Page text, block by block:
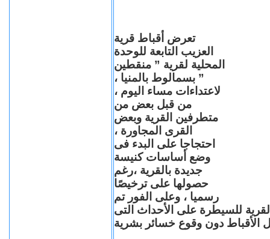
تعرض أقباط قرية
العزيب التابعة للوحدة
المحلية لقرية ” منقطين
” بسمالوط بالمنيا ،
لاعتداءات مساء اليوم ،
من قبل بعض من
متطرفين القرية وبعض
القرى المجاورة ،
احتجاجا على البدء فى
وضع أساسات كنيسة
جديدة بالقرية ،رغم
حصولها على ترخيصًا
رسميا ، وعلى الفور تم
للسيطرة على الأحداث التى